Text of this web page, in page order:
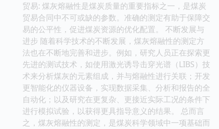
贸易: 煤灰熔融性是煤炭质量的重要指标之一，是煤炭
贸易合同中不可或缺的参数。准确的测定有助于保障交
易的公平性，促进煤炭资源的优化配置。 不断发展与
进步 随着科学技术的不断发展，煤灰熔融性的测定方
法也在不断地完善和进步。例如，研究人员正在探索更
先进的测试技术，如使用激光诱导击穿光谱（LIBS）技
术来分析煤灰的元素组成，并与熔融性进行关联；开发
更智能化的仪器设备，实现数据采集、分析和报告的全
自动化；以及研究在更复杂、更接近实际工况的条件下
进行模拟试验，以获得更具指导意义的结果。 总而言
之，煤灰熔融性的测定，是煤炭科学领域中一项基础而